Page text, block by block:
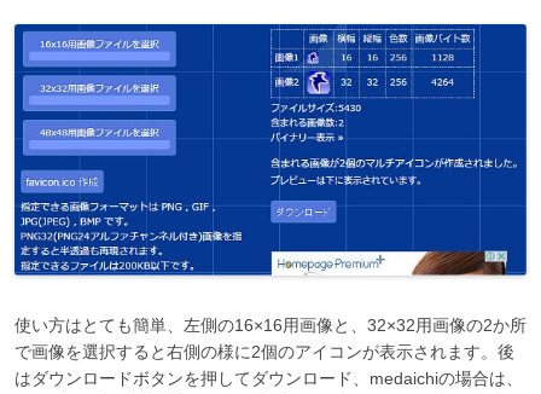
使い方はとても簡単、左側の16×16用画像と、32×32用画像の2か所
で画像を選択すると右側の様に2個のアイコンが表示されます。後
はダウンロードボタンを押してダウンロード、medaichiの場合は、